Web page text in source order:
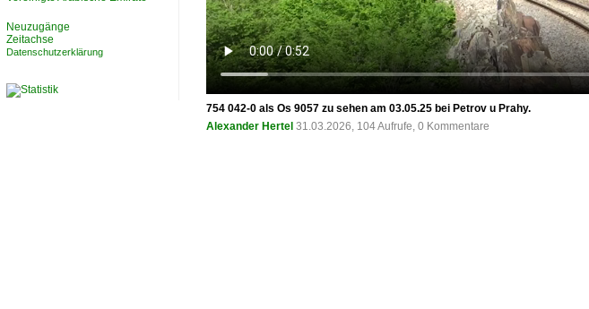
754 042-0 als Os 9057 zu sehen am 03.05.25 bei Petrov u Prahy.
Alexander Hertel 31.03.2026, 104 Aufrufe, 0 Kommentare
Neuzugänge
Zeitachse
Datenschutzerklärung